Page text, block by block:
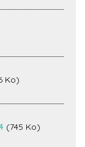
Ko)
(745 Ko)